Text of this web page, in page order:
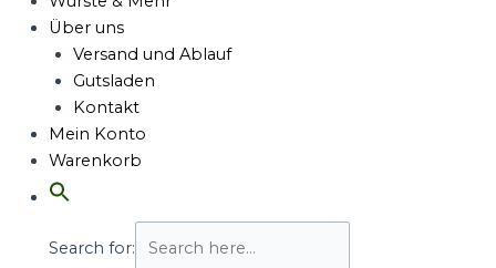
Über uns
Versand und Ablauf
Gutsladen
Kontakt
Mein Konto
Warenkorb
Search for: